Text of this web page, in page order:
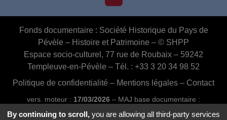
Fonds documentaire : Société Historique du Pays de
Pévèle – Histoire et Patrimoine – © SHPP
Espace socio-culturel, 77 rue de Roubaix – 59242
Templeuve-en-Pévèle – Tél. : +33 3 20 34 98 52
Politique de confidentialité – Mentions légales – Contact
vers. moteur : 17/03/2026 – MAJ base documentaire :
03/07/2026 16:46:24
By continuing to scroll, you are allowing all third-party services